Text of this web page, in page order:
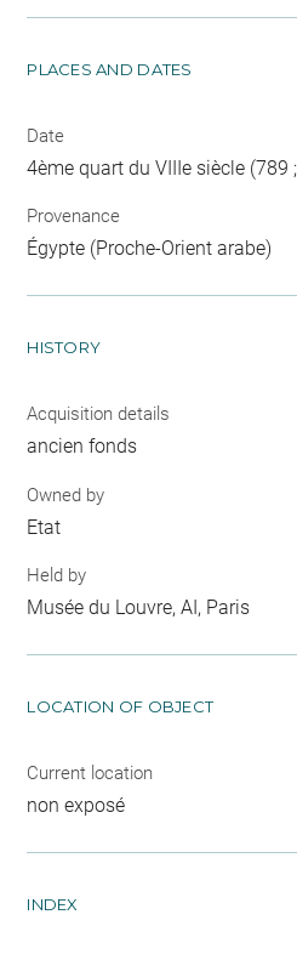
PLACES AND DATES
Date
4ème quart du VIIIe siècle (789
Provenance
Égypte (Proche-Orient arabe)
HISTORY
Acquisition details
ancien fonds
Owned by
Etat
Held by
Musée du Louvre, AI, Paris
LOCATION OF OBJECT
Current location
non exposé
INDEX